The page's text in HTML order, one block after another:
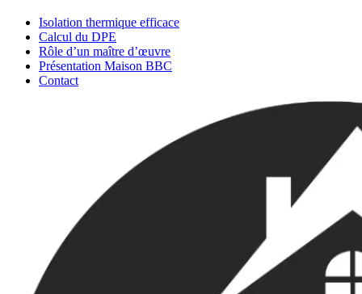
Isolation thermique efficace
Calcul du DPE
Rôle d’un maître d’œuvre
Présentation Maison BBC
Contact